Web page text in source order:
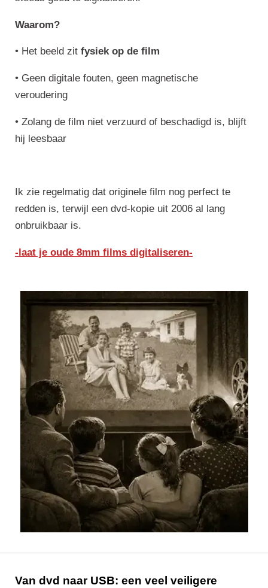
Waarom?
• Het beeld zit fysiek op de film
• Geen digitale fouten, geen magnetische
veroudering
• Zolang de film niet verzuurd of beschadigd is, blijft
hij leesbaar
Ik zie regelmatig dat originele film nog perfect te
redden is, terwijl een dvd-kopie uit 2006 al lang
onbruikbaar is.
-laat je oude 8mm films digitaliseren-
Van dvd naar USB: een veel veiligere